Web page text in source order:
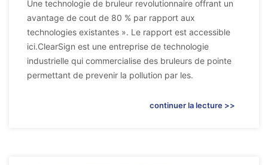
Une technologie de bruleur revolutionnaire offrant un
avantage de cout de 80 % par rapport aux
technologies existantes ». Le rapport est accessible
ici.ClearSign est une entreprise de technologie
industrielle qui commercialise des bruleurs de pointe
permettant de prevenir la pollution par les.
continuer la lecture >>